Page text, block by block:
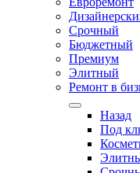
Срочный
Бюджетный
Премиум
Элитный
Ремонт в
Назад
Под